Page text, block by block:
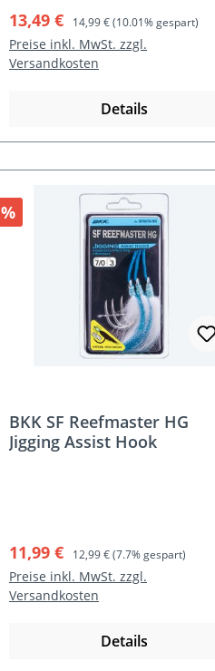
Verkaufspreis:
13,49 € Regulärer Preis:
14,99 €(10.01% gespart)
Preise inkl. MwSt. zzgl.
Versandkosten
Details
Rabatt
%
BKK SF Reefmaster HG
Jigging Assist Hook
Verkaufspreis:
11,99 € Regulärer Preis:
12,99 €(7.7% gespart)
Preise inkl. MwSt. zzgl.
Versandkosten
Details